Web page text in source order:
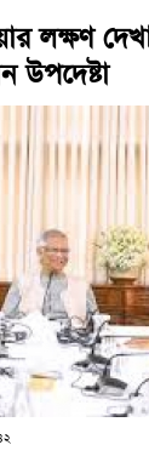
লক্ষণ